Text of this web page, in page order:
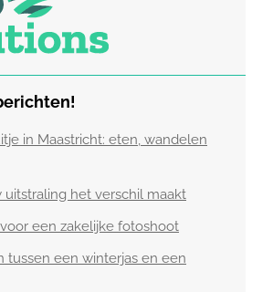
in Maastricht: eten, wandelen
uitstraling het verschil maakt
een zakelijke fotoshoot
tussen een winterjas en een